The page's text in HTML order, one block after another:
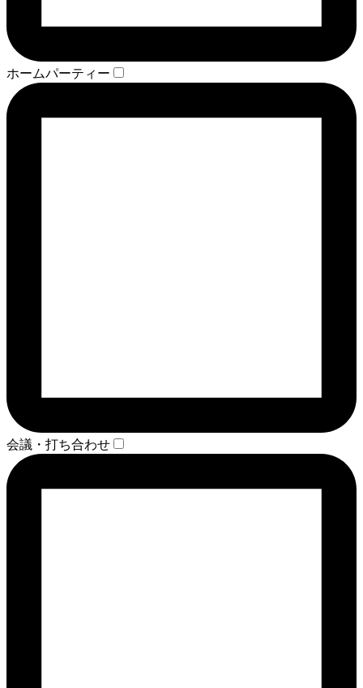
ホームパーティー
会議・打ち合わせ